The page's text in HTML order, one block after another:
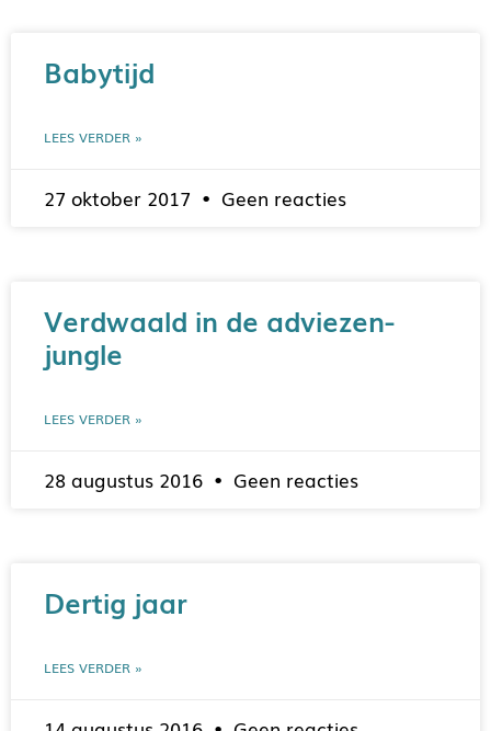
Babytijd
LEES VERDER »
27 oktober 2017 Geen reacties
Verdwaald in de adviezen-
jungle
LEES VERDER »
28 augustus 2016 Geen reacties
Dertig jaar
LEES VERDER »